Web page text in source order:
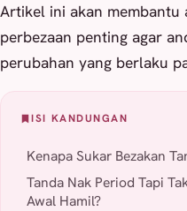
Artikel ini akan membantu
perbezaan penting agar
perubahan yang berlaku
ISI KANDUNGAN
Kenapa Sukar Bezakan
Tanda Nak Period Tapi
Awal Hamil?